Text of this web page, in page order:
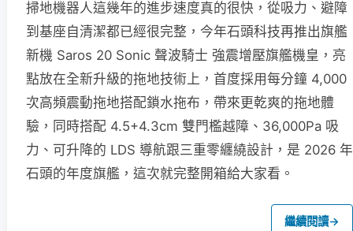
掃地機器人這幾年的進步速度真的很快，從吸力、避障
到基座自清潔都已經很完整，今年石頭科技再推出旗艦
新機 Saros 20 Sonic 聲波騎士 強震增壓旗艦機皇，亮
點放在全新升級的拖地技術上，首度採用每分鐘 4,000
次高頻震動拖地搭配鎖水拖布，帶來更乾爽的拖地體
驗，同時搭配 4.5+4.3cm 雙門檻越障、36,000Pa 吸
力、可升降的 LDS 導航跟三重零纏繞設計，是 2026 年
石頭的年度旗艦，這次就完整開箱給大家看。
繼續閱讀→